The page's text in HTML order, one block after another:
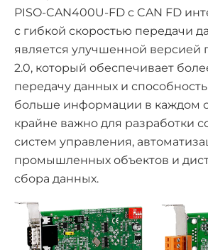
PISO-CAN400U-FD с CAN FD
с гибкой скоростью передачи
является улучшенной версией
2.0, который обеспечивает
передачу данных и
больше информации в каждом
крайне важно для разработки
систем управления,
промышленных объектов и
сбора данных.